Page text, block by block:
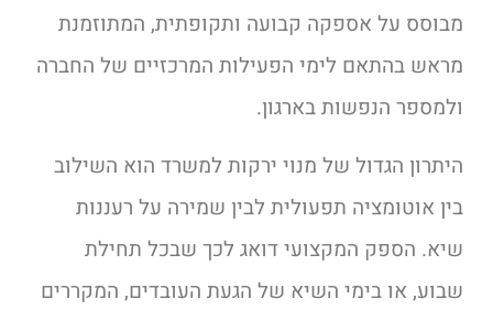
מבוסס על אספקה קבועה ותקופתית, המתוזמנת
מראש בהתאם לימי הפעילות המרכזיים של החברה
ולמספר הנפשות בארגון.
היתרון הגדול של מנוי ירקות למשרד הוא השילוב
בין אוטומציה תפעולית לבין שמירה על רעננות
שיא. הספק המקצועי דואג לכך שבכל תחילת
שבוע, או בימי השיא של הגעת העובדים, המקררים